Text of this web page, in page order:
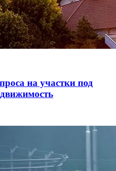
на участки под